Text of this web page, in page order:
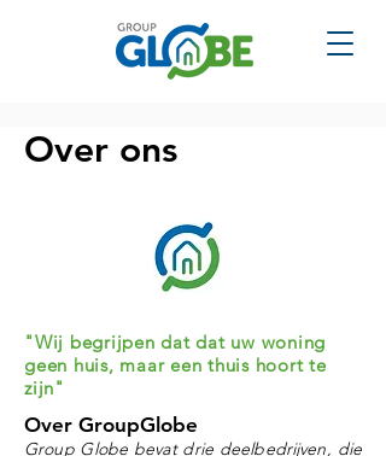
Over ons
"Wij begrijpen dat dat uw woning
geen huis, maar een thuis hoort te
zijn"
Over GroupGlobe
Group Globe bevat drie deelbedrijven, die